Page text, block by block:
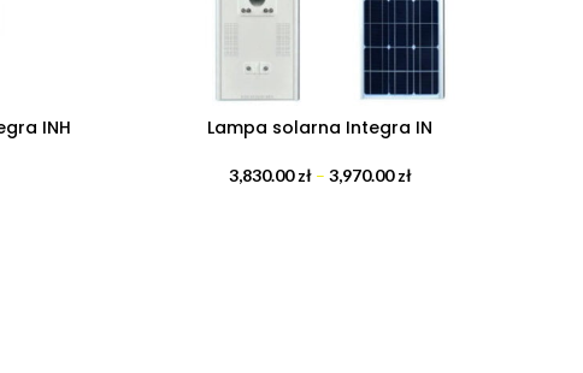
INH Lampa solarna Integra IN
3,830.00zł– 3,970.00zł